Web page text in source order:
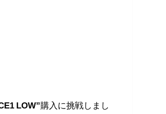
LOW”購入に挑戦しまし